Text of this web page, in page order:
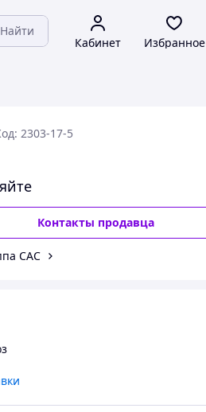
Найти
Кабинет Избранное
2303-17-5
Контакты продавца
CAC